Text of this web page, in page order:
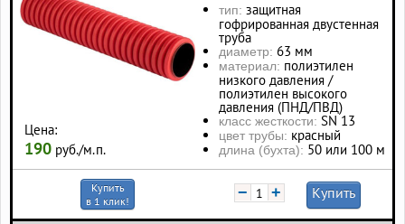
Цена:
190 руб./м.п.
тип: защитная
гофрированная двустенная
труба
диаметр: 63 мм
материал: полиэтилен
низкого давления /
полиэтилен высокого
давления (ПНД/ПВД)
класс жесткости: SN 13
цвет трубы: красный
длина (бухта): 50 или 100 м
Купить
в 1 клик!
− + Купить